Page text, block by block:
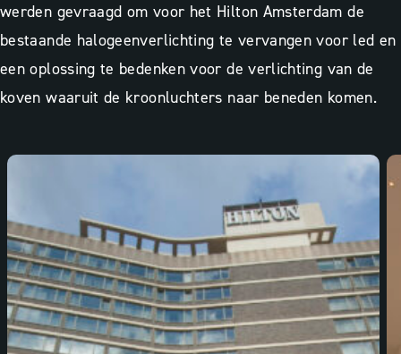
werden gevraagd om voor het Hilton Amsterdam de
bestaande halogeenverlichting te vervangen voor led en
een oplossing te bedenken voor de verlichting van de
koven waaruit de kroonluchters naar beneden komen.